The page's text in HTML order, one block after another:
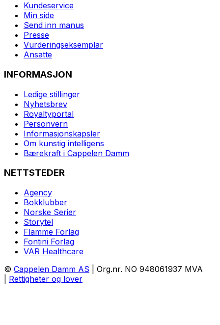
Kundeservice
Min side
Send inn manus
Presse
Vurderingseksemplar
Ansatte
INFORMASJON
Ledige stillinger
Nyhetsbrev
Royaltyportal
Personvern
Informasjonskapsler
Om kunstig intelligens
Bærekraft i Cappelen Damm
NETTSTEDER
Agency
Bokklubber
Norske Serier
Storytel
Flamme Forlag
Fontini Forlag
VAR Healthcare
© Cappelen Damm AS | Org.nr. NO 948061937 MVA
Rettigheter og lover